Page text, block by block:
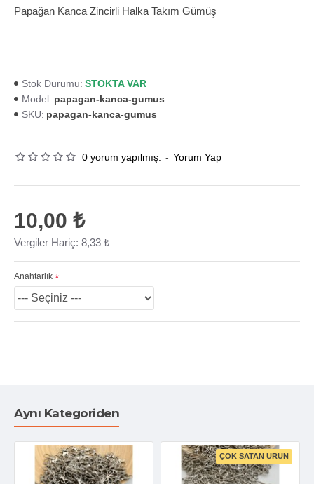
Papağan Kanca Zincirli Halka Takım Gümüş
Stok Durumu: STOKTA VAR
Model: papagan-kanca-gumus
SKU: papagan-kanca-gumus
0 yorum yapılmış. - Yorum Yap
10,00 ₺
Vergiler Hariç: 8,33 ₺
Anahtarlık
Aynı Kategoriden
ÇOK SATAN ÜRÜN